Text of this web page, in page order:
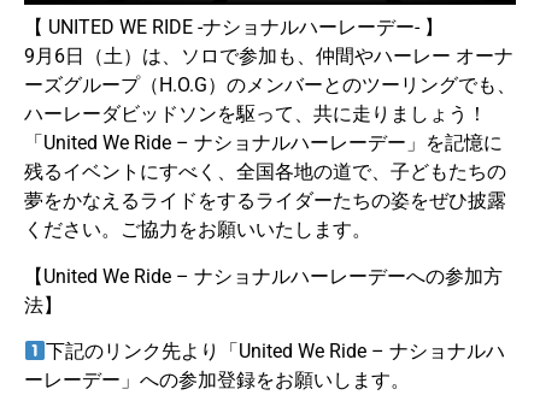
【 UNITED WE RIDE -ナショナルハーレーデー- 】
9月6日（土）は、ソロで参加も、仲間やハーレー オーナ
ーズグループ（H.O.G）のメンバーとのツーリングでも、
ハーレーダビッドソンを駆って、共に走りましょう！
「United We Ride – ナショナルハーレーデー」を記憶に
残るイベントにすべく、全国各地の道で、子どもたちの
夢をかなえるライドをするライダーたちの姿をぜひ披露
ください。ご協力をお願いいたします。
【United We Ride – ナショナルハーレーデーへの参加方
法】
下記のリンク先より「United We Ride – ナショナルハ
ーレーデー」への参加登録をお願いします。